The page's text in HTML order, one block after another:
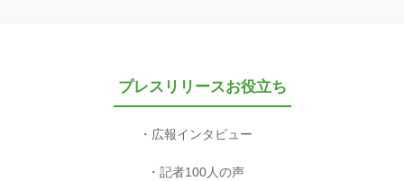
プレスリリースお役立ち
広報インタビュー
記者100人の声